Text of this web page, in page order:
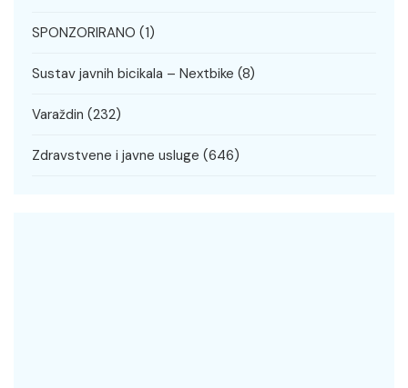
SPONZORIRANO (1)
Sustav javnih bicikala – Nextbike (8)
Varaždin (232)
Zdravstvene i javne usluge (646)